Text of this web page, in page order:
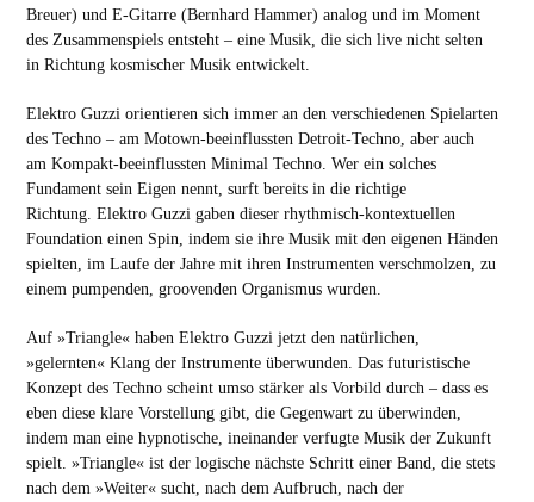
Breuer) und E-Gitarre (Bernhard Hammer) analog und im Moment
des Zusammenspiels entsteht – eine Musik, die sich live nicht selten
in Richtung kosmischer Musik entwickelt.
Elektro Guzzi orientieren sich immer an den verschiedenen Spielarten
des Techno – am Motown-beeinflussten Detroit-Techno, aber auch
am Kompakt-beeinflussten Minimal Techno. Wer ein solches
Fundament sein Eigen nennt, surft bereits in die richtige
Richtung. Elektro Guzzi gaben dieser rhythmisch-kontextuellen
Foundation einen Spin, indem sie ihre Musik mit den eigenen Händen
spielten, im Laufe der Jahre mit ihren Instrumenten verschmolzen, zu
einem pumpenden, groovenden Organismus wurden.
Auf »Triangle« haben Elektro Guzzi jetzt den natürlichen,
»gelernten« Klang der Instrumente überwunden. Das futuristische
Konzept des Techno scheint umso stärker als Vorbild durch – dass es
eben diese klare Vorstellung gibt, die Gegenwart zu überwinden,
indem man eine hypnotische, ineinander verfugte Musik der Zukunft
spielt. »Triangle« ist der logische nächste Schritt einer Band, die stets
nach dem »Weiter« sucht, nach dem Aufbruch, nach der